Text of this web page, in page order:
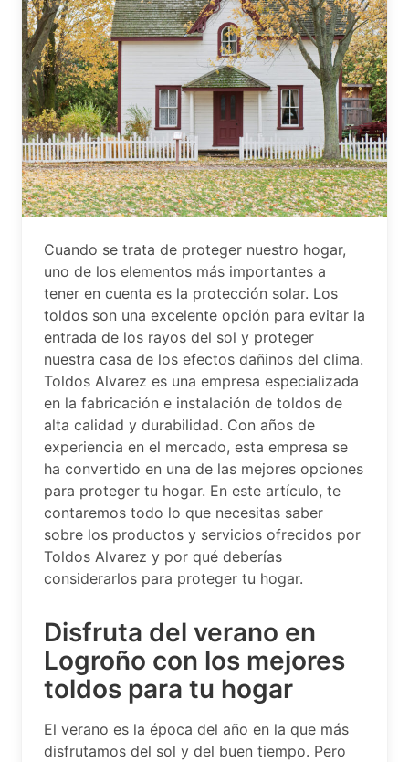
Cuando se trata de proteger nuestro hogar,
uno de los elementos más importantes a
tener en cuenta es la protección solar. Los
toldos son una excelente opción para evitar la
entrada de los rayos del sol y proteger
nuestra casa de los efectos dañinos del clima.
Toldos Alvarez es una empresa especializada
en la fabricación e instalación de toldos de
alta calidad y durabilidad. Con años de
experiencia en el mercado, esta empresa se
ha convertido en una de las mejores opciones
para proteger tu hogar. En este artículo, te
contaremos todo lo que necesitas saber
sobre los productos y servicios ofrecidos por
Toldos Alvarez y por qué deberías
considerarlos para proteger tu hogar.
Disfruta del verano en
Logroño con los mejores
toldos para tu hogar
El verano es la época del año en la que más
disfrutamos del sol y del buen tiempo. Pero